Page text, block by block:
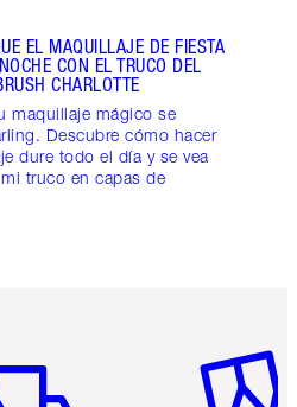
EL MAQUILLAJE DE FIESTA
CON EL TRUCO DEL
CHARLOTTE
maquillaje mágico se
Descubre cómo hacer
dure todo el día y se vea
truco en capas de